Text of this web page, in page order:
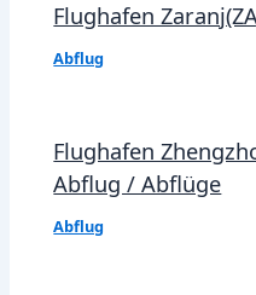
Flughafen
Abflug
Flughafen
Abflug / Abflüge
Abflug